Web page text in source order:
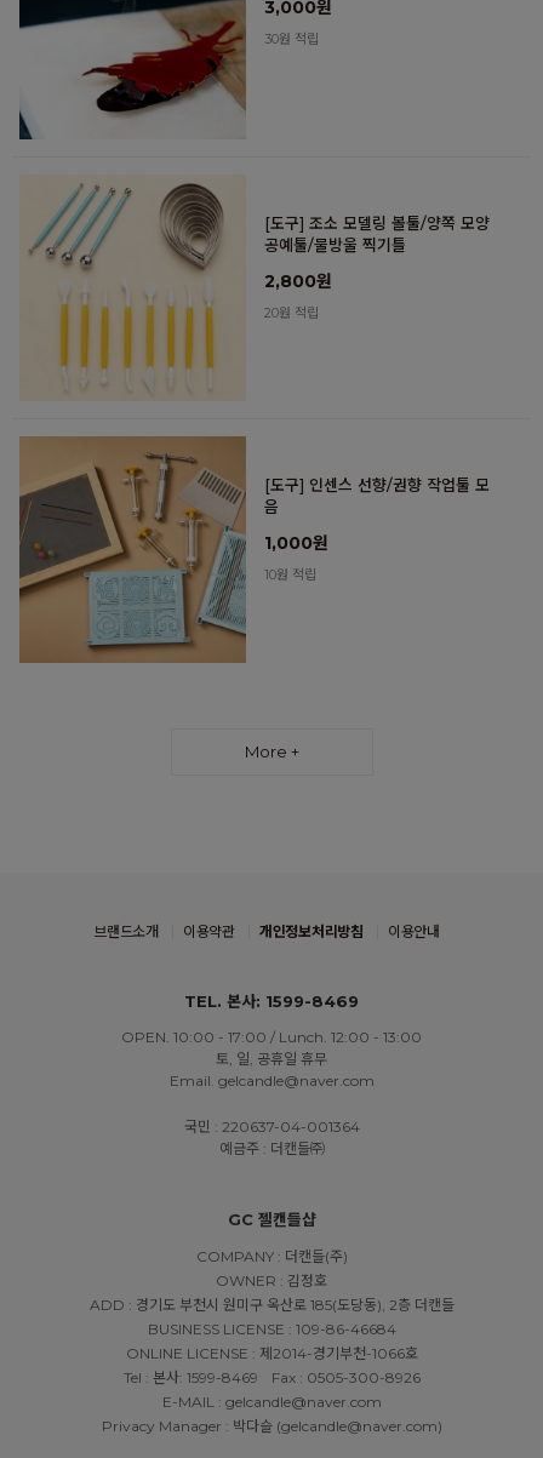
3,000원
30원 적립
[도구] 조소 모델링 볼툴/양쪽 모양
공예툴/물방울 찍기틀
2,800원
20원 적립
[도구] 인센스 선향/권향 작업툴 모
음
1,000원
10원 적립
More +
브랜드소개 이용약관 개인정보처리방침 이용안내
TEL. 본사: 1599-8469
OPEN. 10:00 - 17:00 / Lunch. 12:00 - 13:00
토, 일, 공휴일 휴무
Email. gelcandle@naver.com
국민 : 220637-04-001364
예금주 : 더캔들㈜
GC 젤캔들샵
COMPANY : 더캔들(주)
OWNER : 김정호
ADD : 경기도 부천시 원미구 옥산로 185(도당동), 2층 더캔들
BUSINESS LICENSE : 109-86-46684
ONLINE LICENSE : 제2014-경기부천-1066호
Tel : 본사: 1599-8469
Fax : 0505-300-8926
E-MAIL : gelcandle@naver.com
Privacy Manager : 박다슬 (gelcandle@naver.com)